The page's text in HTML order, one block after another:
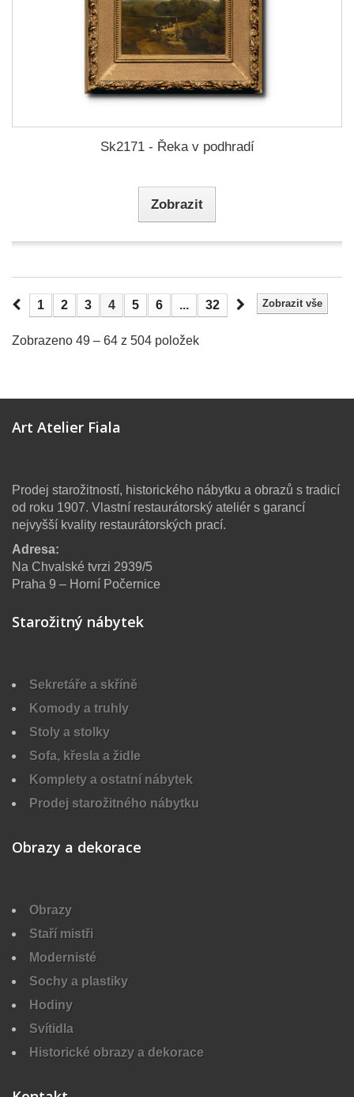
Sk2171 - Řeka v podhradí
Zobrazit
Zobrazit vše
1 2 3 4 5 6 ... 32
Zobrazeno 49 – 64 z 504 položek
Art Atelier Fiala
Prodej starožitností, historického nábytku a obrazů s tradicí
od roku 1907. Vlastní restaurátorský ateliér s garancí
nejvyšší kvality restaurátorských prací.
Adresa:
Na Chvalské tvrzi 2939/5
Praha 9 – Horní Počernice
Starožitný nábytek
Sekretáře a skříně
Komody a truhly
Stoly a stolky
Sofa, křesla a židle
Komplety a ostatní nábytek
Prodej starožitného nábytku
Obrazy a dekorace
Obrazy
Staří mistři
Modernisté
Sochy a plastiky
Hodiny
Svítidla
Historické obrazy a dekorace